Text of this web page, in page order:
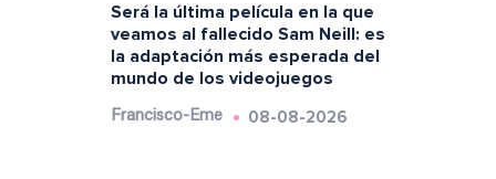
Será la última película en la que
veamos al fallecido Sam Neill: es
la adaptación más esperada del
mundo de los videojuegos
Francisco-Eme 08-08-2026